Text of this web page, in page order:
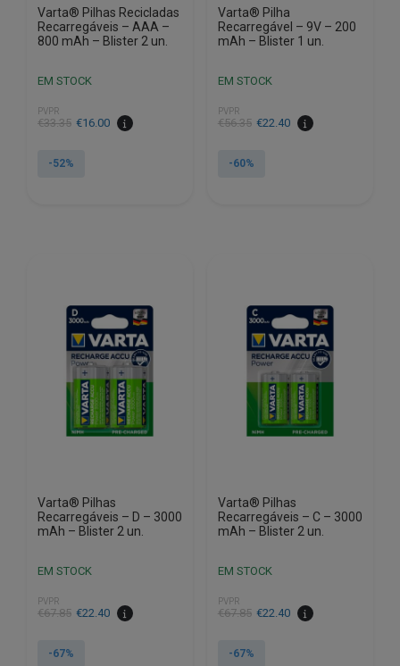
Varta® Pilhas Recicladas
Recarregáveis – AAA –
800 mAh – Blister 2 un.
EM STOCK
PVPR
€33.35
O
original
€16.00
O
atual
-52%
Varta® Pilha
Recarregável – 9V – 200
mAh – Blister 1 un.
EM STOCK
PVPR
€56.35
O
original
€22.40
O
atual
-60%
Varta® Pilhas
Recarregáveis – D – 3000
mAh – Blister 2 un.
EM STOCK
PVPR
€67.85
O
original
€22.40
O
atual
-67%
Varta® Pilhas
Recarregáveis – C – 3000
mAh – Blister 2 un.
EM STOCK
PVPR
€67.85
O
original
€22.40
O
atual
-67%